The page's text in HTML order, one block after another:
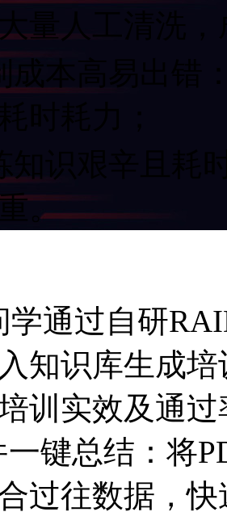
大量人工清洗
本高易出错
耗时耗力；
识艰辛且耗时
。
通过自研
知识库生成培训
训实效及通过
键总结：
合过往数据